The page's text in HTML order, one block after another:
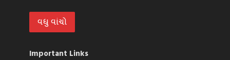
વધુ વાંચો
Important Links